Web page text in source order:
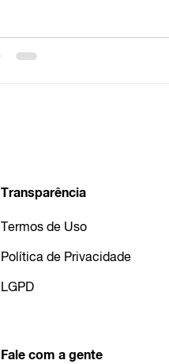
Transparência
Termos de Uso
Política de Privacidade
LGPD
Fale com a gente